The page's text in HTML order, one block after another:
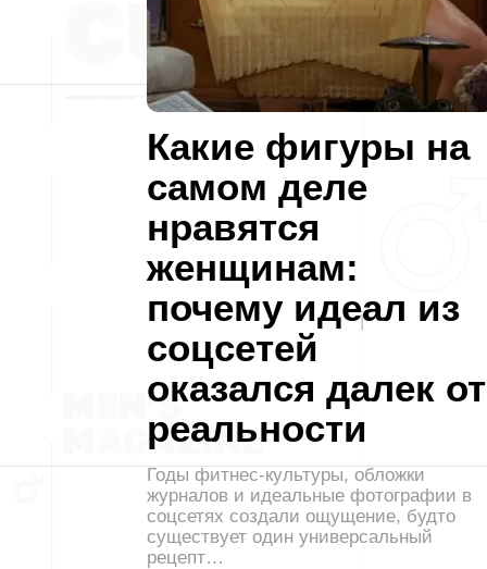
Какие фигуры на
самом деле
нравятся
женщинам:
почему идеал из
соцсетей
оказался далек от
реальности
Годы фитнес-культуры, обложки
журналов и идеальные фотографии в
соцсетях создали ощущение, будто
существует один универсальный
рецепт…